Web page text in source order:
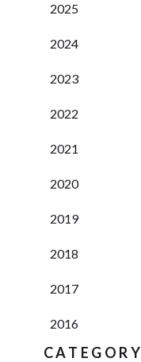
2025
2024
2023
2022
2021
2020
2019
2018
2017
2016
CATEGORY